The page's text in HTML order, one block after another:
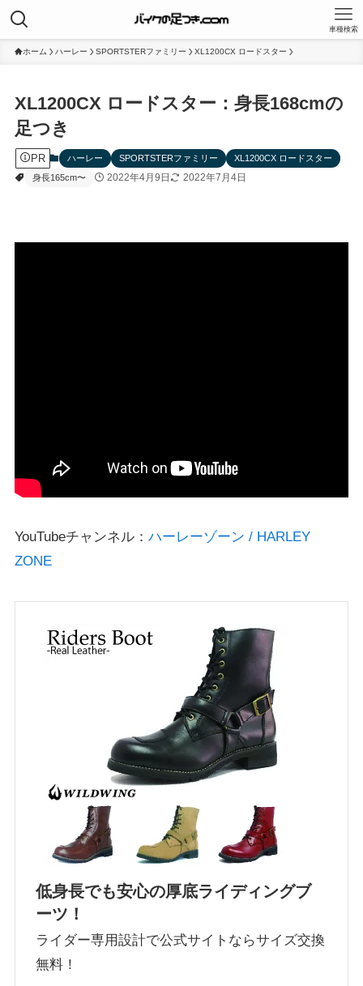
車種検索
ホーム ハーレー SPORTSTERファミリー XL1200CX ロードスター
XL1200CX ロードスター：身長168cmの
足つき
PR ハーレー SPORTSTERファミリー
XL1200CX ロードスター
身長165cm〜
2022年4月9日 2022年7月4日
YouTubeチャンネル： ハーレーゾーン / HARLEY
ZONE
低身長でも安心の厚底ライディングブ
ーツ！
ライダー専用設計で公式サイトならサイズ交換
無料！